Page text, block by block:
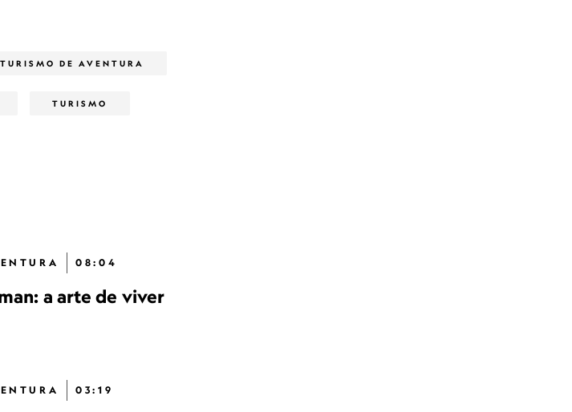
TURISMO DE AVENTURA
TURISMO
08:04
a arte de viver
03:19